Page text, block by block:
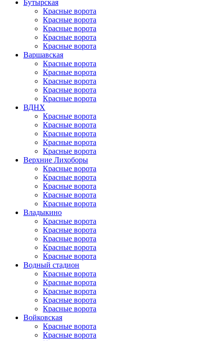
Бутырская
Красные ворота
Красные ворота
Красные ворота
Красные ворота
Красные ворота
Варшавская
Красные ворота
Красные ворота
Красные ворота
Красные ворота
Красные ворота
ВДНХ
Красные ворота
Красные ворота
Красные ворота
Красные ворота
Красные ворота
Верхние Лихоборы
Красные ворота
Красные ворота
Красные ворота
Красные ворота
Красные ворота
Владыкино
Красные ворота
Красные ворота
Красные ворота
Красные ворота
Красные ворота
Водный стадион
Красные ворота
Красные ворота
Красные ворота
Красные ворота
Красные ворота
Войковская
Красные ворота
Красные ворота